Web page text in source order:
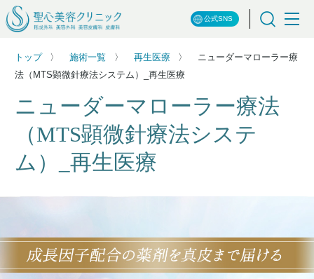
公式SNS
トップ 施術一覧 再生医療
ニューダーマローラー療
法（MTS顕微針療法システム）_再生医療
ニューダーマローラー療法
（MTS顕微針療法システ
ム）_再生医療